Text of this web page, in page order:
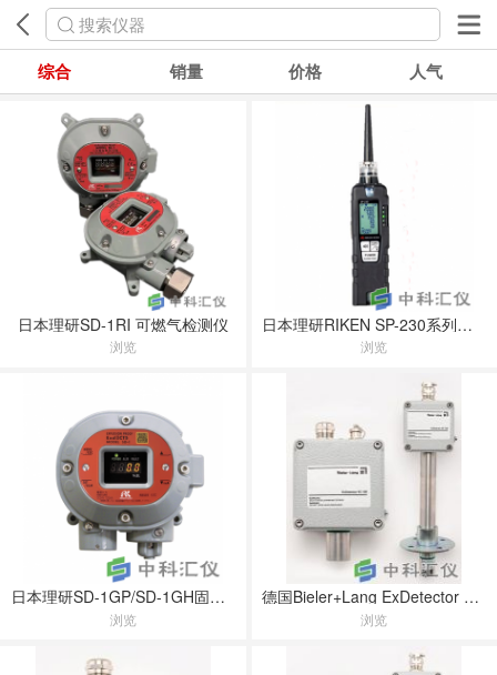
搜索仪器
综合 销量 价格 人气
日本理研SD-1RI 可燃气检测仪
浏览
日本理研RIKEN SP-230系列便携式气体泄漏检测仪
浏览
日本理研SD-1GP/SD-1GH固定式可燃气体检测仪
浏览
德国Bieler+Lang ExDetector HC 100 / HC 100 K 气体检测和警告系统
浏览